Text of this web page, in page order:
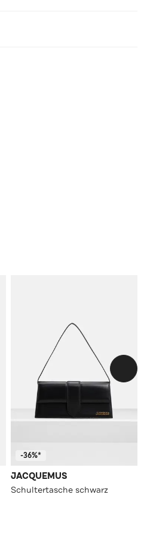
-36%*
JACQUEMUS
Schultertasche schwarz